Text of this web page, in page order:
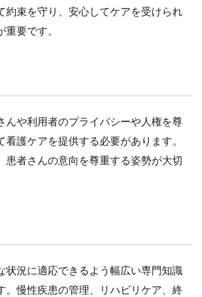
約束を守り、安心してケアを受けられ
要です。
んや利用者のプライバシーや人権を尊
護ケアを提供する必要があります。
患者さんの意向を尊重する姿勢が大切
状況に適応できるよう幅広い専門知識
。慢性疾患の管理、リハビリケア、終